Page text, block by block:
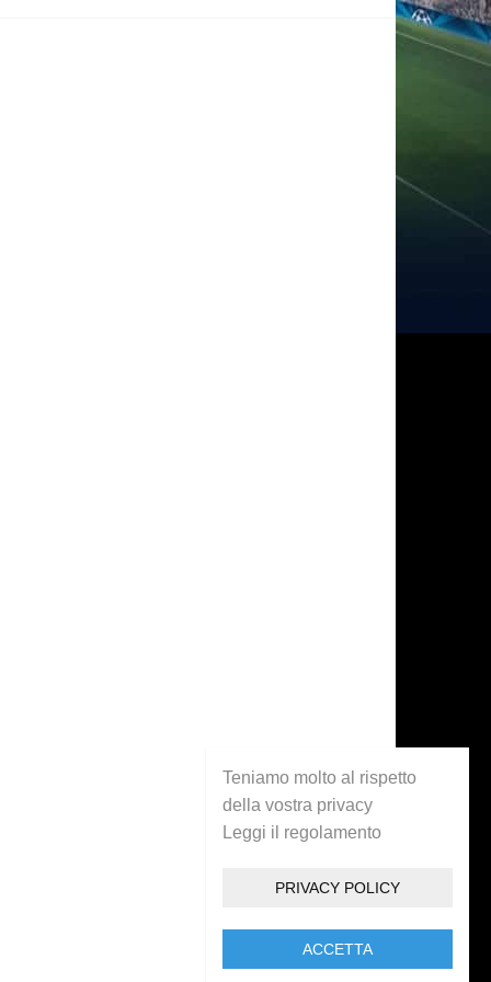
Teniamo molto al rispetto
della vostra privacy
Leggi il regolamento
PRIVACY POLICY
ACCETTA